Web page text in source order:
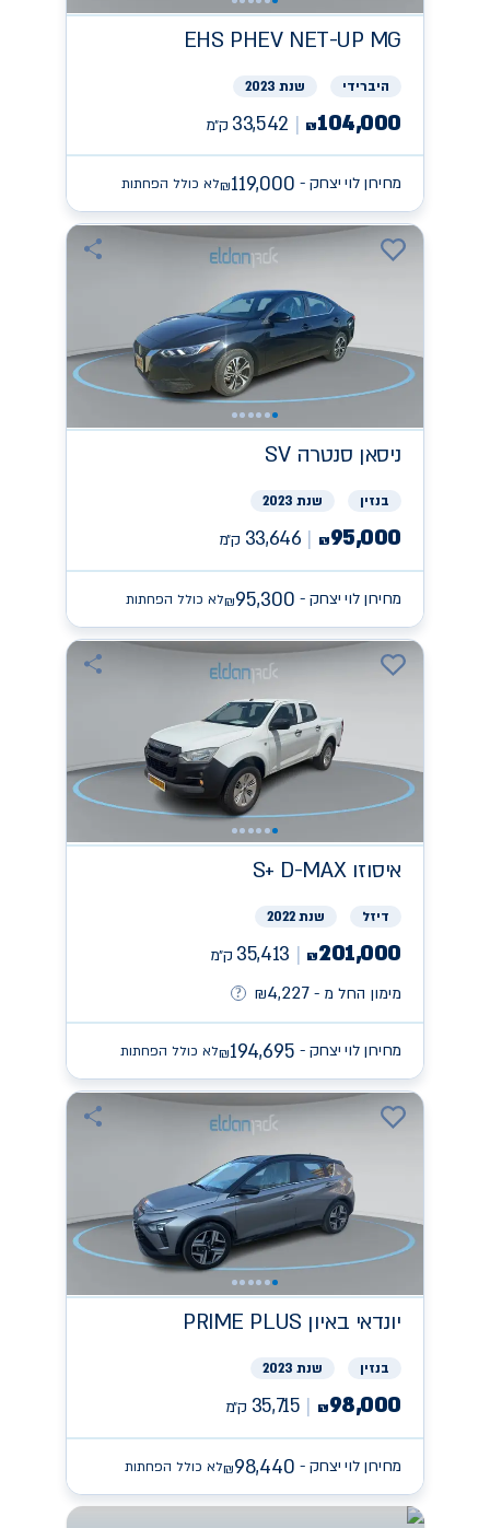
MG
EHS PHEV NET-UP
היברידי שנת 2023
₪104,000
33,542 ק״מ
מחירון לוי יצחק - ₪119,000 לא כולל הפחתות
ניסאן SV סנטרה
בנזין שנת 2023
₪95,000
33,646 ק״מ
מחירון לוי יצחק - ₪95,300 לא כולל הפחתות
איסוזוS+ D-MAX
דיזל שנת 2022
₪201,000
35,413 ק״מ
מימון החל מ -
₪4,227
מחירון לוי יצחק - ₪194,695 לא כולל הפחתות
יונדאי PRIME PLUS באיון
בנזין שנת 2023
₪98,000
35,715 ק״מ
מחירון לוי יצחק - ₪98,440 לא כולל הפחתות